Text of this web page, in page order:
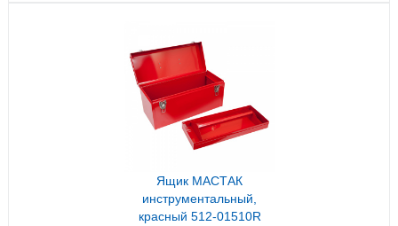
Ящик МАСТАК
инструментальный,
красный 512-01510R